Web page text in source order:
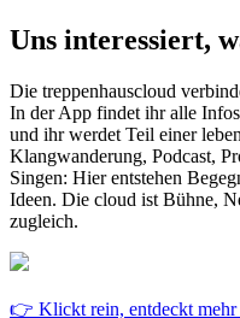
Uns interessiert,
Die treppenhauscloud
In der App findet ihr alle
und ihr werdet Teil einer
Klangwanderung, Podcast,
Singen: Hier entstehen
Ideen. Die cloud ist Bühne,
zugleich.
👉 Klickt rein, entdeckt mehr